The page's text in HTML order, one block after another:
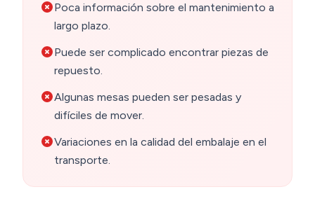
Poca información sobre el mantenimiento a
largo plazo.
Puede ser complicado encontrar piezas de
repuesto.
Algunas mesas pueden ser pesadas y
difíciles de mover.
Variaciones en la calidad del embalaje en el
transporte.